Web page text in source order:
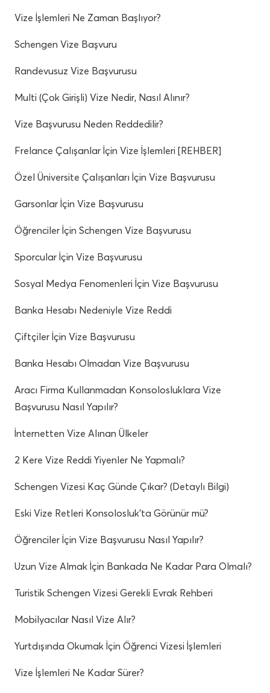
Vize İşlemleri Ne Zaman Başlıyor?
Schengen Vize Başvuru
Randevusuz Vize Başvurusu
Multi (Çok Girişli) Vize Nedir, Nasıl Alınır?
Vize Başvurusu Neden Reddedilir?
Frelance Çalışanlar İçin Vize İşlemleri [REHBER]
Özel Üniversite Çalışanları İçin Vize Başvurusu
Garsonlar İçin Vize Başvurusu
Öğrenciler İçin Schengen Vize Başvurusu
Sporcular İçin Vize Başvurusu
Sosyal Medya Fenomenleri İçin Vize Başvurusu
Banka Hesabı Nedeniyle Vize Reddi
Çiftçiler İçin Vize Başvurusu
Banka Hesabı Olmadan Vize Başvurusu
Aracı Firma Kullanmadan Konsolosluklara Vize
Başvurusu Nasıl Yapılır?
İnternetten Vize Alınan Ülkeler
2 Kere Vize Reddi Yiyenler Ne Yapmalı?
Schengen Vizesi Kaç Günde Çıkar? (Detaylı Bilgi)
Eski Vize Retleri Konsolosluk’ta Görünür mü?
Öğrenciler İçin Vize Başvurusu Nasıl Yapılır?
Uzun Vize Almak İçin Bankada Ne Kadar Para Olmalı?
Turistik Schengen Vizesi Gerekli Evrak Rehberi
Mobilyacılar Nasıl Vize Alır?
Yurtdışında Okumak İçin Öğrenci Vizesi İşlemleri
Vize İşlemleri Ne Kadar Sürer?